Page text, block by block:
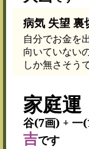
病気 失望 裏
自分でお金を
向いていない
しか無さそう
家庭運
谷(7画) + 一
吉です